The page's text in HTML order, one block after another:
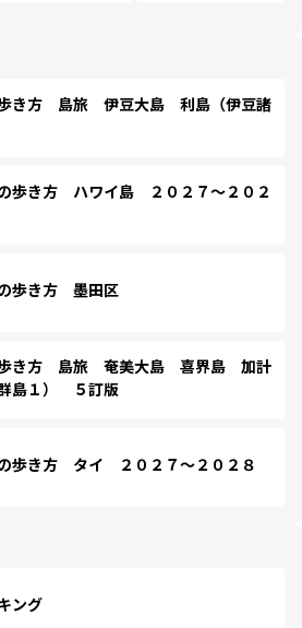
き方 島旅 伊豆大島 利島（伊豆諸
歩き方 ハワイ島 ２０２７～２０２
歩き方 墨田区
き方 島旅 奄美大島 喜界島 加計
島１） ５訂版
歩き方 タイ ２０２７～２０２８
ング